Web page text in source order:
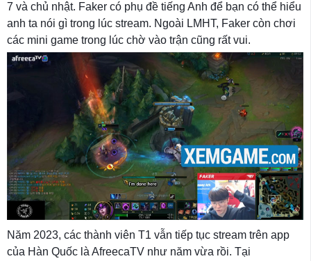
7 và chủ nhật. Faker có phụ đề tiếng Anh để bạn có thể hiểu
anh ta nói gì trong lúc stream. Ngoài LMHT, Faker còn chơi
các mini game trong lúc chờ vào trận cũng rất vui.
Năm 2023, các thành viên T1 vẫn tiếp tục stream trên app
của Hàn Quốc là AfreecaTV như năm vừa rồi. Tại